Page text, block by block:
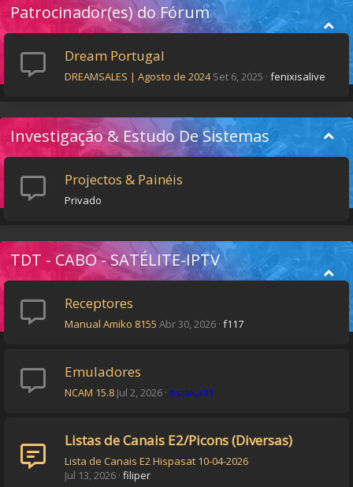
Patrocinador(es) do Fórum
Dream Portugal
DREAMSALES | Agosto de 2024 Set 6, 2025 fenixisalive
Investigação & Estudo De Sistemas
Projectos & Painéis
Privado
TDT - CABO - SATÉLITE-IPTV
Receptores
Manual Amiko 8155 Abr 30, 2026 f117
Emuladores
NCAM 15.8 Jul 2, 2026 estaka91
Listas de Canais E2/Picons (Diversas)
Lista de Canais E2 Hispasat 10-04-2026
Jul 13, 2026 filiper